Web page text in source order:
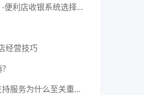
便利店收银系统是什么？-便利店收银系统选择标准有哪些？
经营技巧
收银系统的售后维护与支持服务为什么至关重要？收银系统服务商如何选的至关因素之一